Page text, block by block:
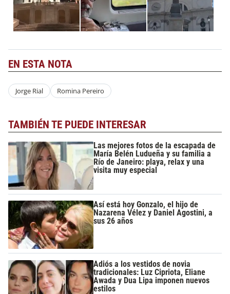
EN ESTA NOTA
Jorge Rial Romina Pereiro
TAMBIÉN TE PUEDE INTERESAR
Las mejores fotos de la escapada de
María Belén Ludueña y su familia a
Río de Janeiro: playa, relax y una
visita muy especial
Así está hoy Gonzalo, el hijo de
Nazarena Vélez y Daniel Agostini, a
sus 26 años
Adiós a los vestidos de novia
tradicionales: Luz Cipriota, Eliane
Awada y Dua Lipa imponen nuevos
estilos